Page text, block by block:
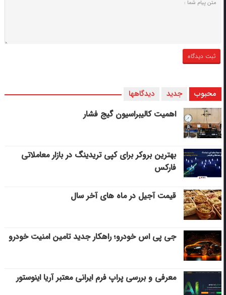
محبوب جدید دیدگاهها
اهمیت کالیبراسیون گیج فشار
بهترین بروکر برای کپی‌ تریدینگ در بازار معاملاتی
فارکس
قیمت آجیل در ماه های آخر سال
جی پی اس خودرو؛ راهکار جدید تامین امنیت خودرو
معرفی و بررسی پراپ فرم ایرانی معتبر آریا اینوستور